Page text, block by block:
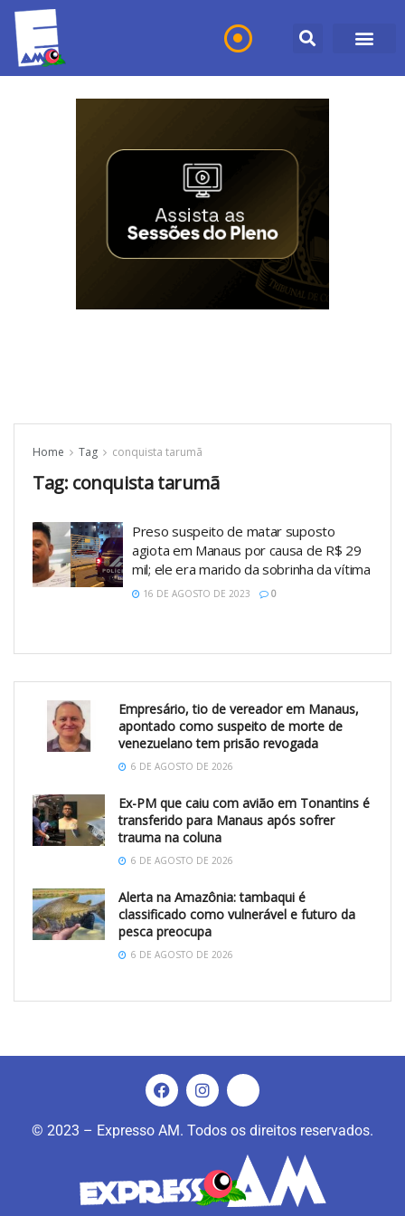
Home Tag conquista tarumã
Tag: conquista tarumã
Preso suspeito de matar suposto
agiota em Manaus por causa de R$ 29
mil; ele era marido da sobrinha da vítima
16 DE AGOSTO DE 2023 0
Empresário, tio de vereador em Manaus,
apontado como suspeito de morte de
venezuelano tem prisão revogada
6 DE AGOSTO DE 2026
Ex-PM que caiu com avião em Tonantins é
transferido para Manaus após sofrer
trauma na coluna
6 DE AGOSTO DE 2026
Alerta na Amazônia: tambaqui é
classificado como vulnerável e futuro da
pesca preocupa
6 DE AGOSTO DE 2026
© 2023 – Expresso AM. Todos os direitos reservados.